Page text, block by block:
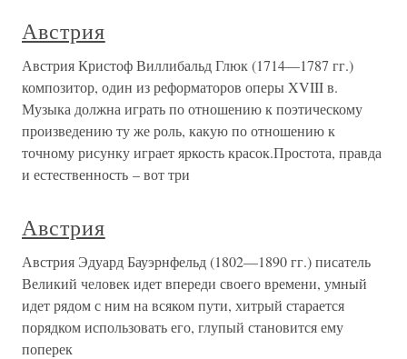
Австрия
Австрия Кристоф Виллибальд Глюк (1714—1787 гг.)
композитор, один из реформаторов оперы XVIII в.
Музыка должна играть по отношению к поэтическому
произведению ту же роль, какую по отношению к
точному рисунку играет яркость красок.Простота, правда
и естественность – вот три
Австрия
Австрия Эдуард Бауэрнфельд (1802—1890 гг.) писатель
Великий человек идет впереди своего времени, умный
идет рядом с ним на всяком пути, хитрый старается
порядком использовать его, глупый становится ему
поперек